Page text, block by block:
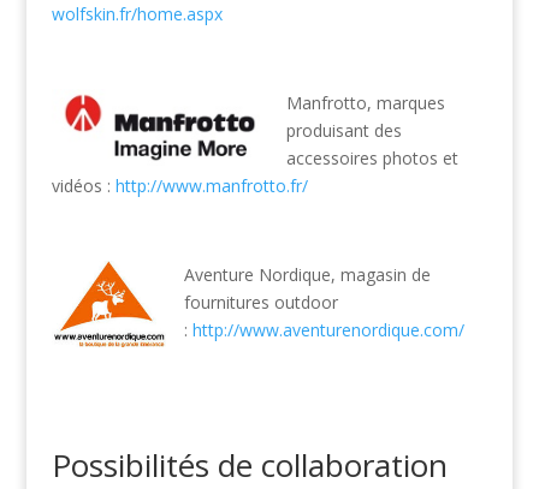
wolfskin.fr/home.aspx
Manfrotto, marques
produisant des
accessoires photos et
vidéos : http://www.manfrotto.fr/
Aventure Nordique, magasin de
fournitures outdoor
: http://www.aventurenordique.com/
Possibilités de collaboration